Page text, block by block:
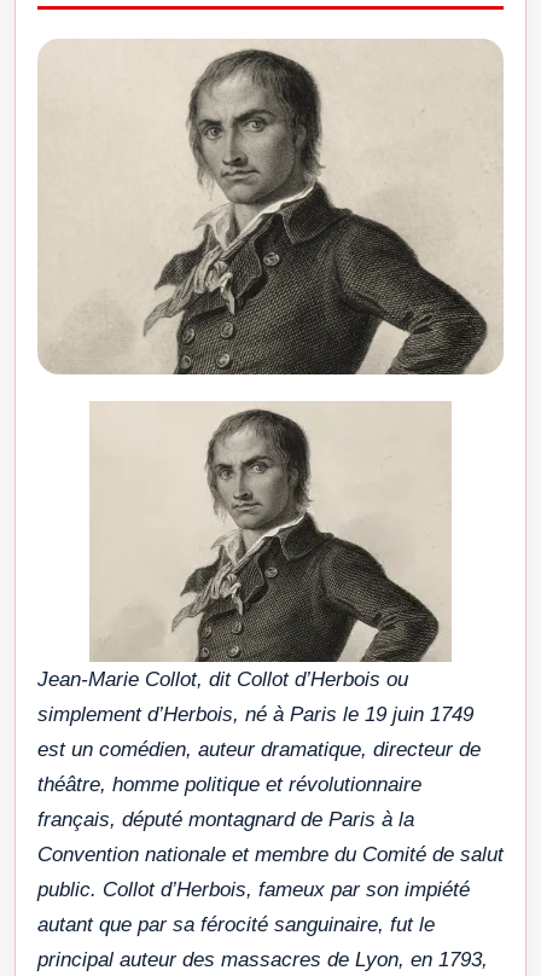
Jean-Marie Collot, dit Collot d’Herbois ou
simplement d’Herbois, né à Paris le 19 juin 1749
est un comédien, auteur dramatique, directeur de
théâtre, homme politique et révolutionnaire
français, député montagnard de Paris à la
Convention nationale et membre du Comité de salut
public. Collot d’Herbois, fameux par son impiété
autant que par sa férocité sanguinaire, fut le
principal auteur des massacres de Lyon, en 1793,